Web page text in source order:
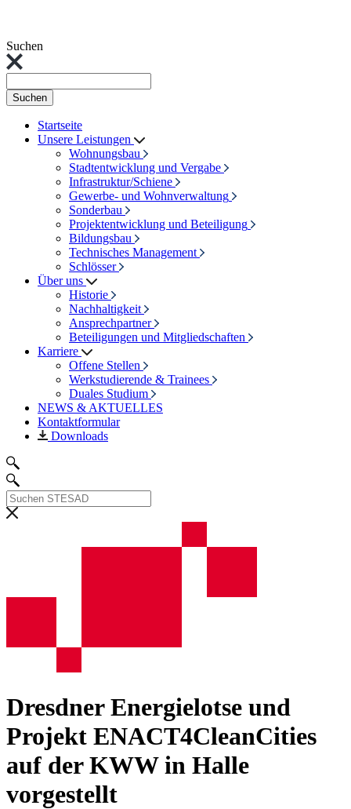
Suchen
Suchen
Startseite
Unsere Leistungen
Wohnungsbau
Stadtentwicklung und Vergabe
Infrastruktur/Schiene
Gewerbe- und Wohnverwaltung
Sonderbau
Projektentwicklung und Beteiligung
Bildungsbau
Technisches Management
Schlösser
Über uns
Historie
Nachhaltigkeit
Ansprechpartner
Beteiligungen und Mitgliedschaften
Karriere
Offene Stellen
Werkstudierende & Trainees
Duales Studium
NEWS & AKTUELLES
Kontaktformular
Downloads
Dresdner Energielotse und
Projekt ENACT4CleanCities
auf der KWW in Halle
vorgestellt